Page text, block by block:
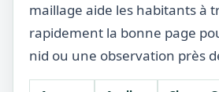
maillage aide les habitants à
rapidement la bonne page
nid ou une observation près